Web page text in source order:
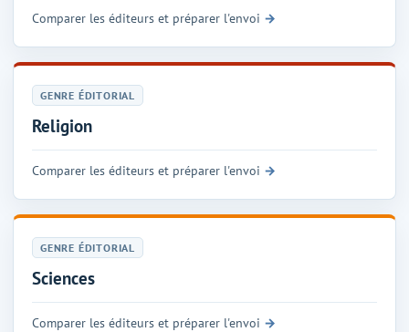
Comparer les éditeurs et préparer l'envoi
GENRE ÉDITORIAL
Religion
Comparer les éditeurs et préparer l'envoi
GENRE ÉDITORIAL
Sciences
Comparer les éditeurs et préparer l'envoi